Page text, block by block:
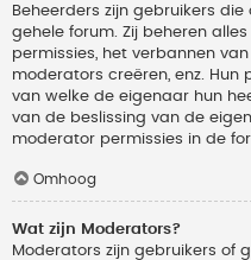
Beheerders zijn gebruikers
gehele forum. Zij beheren
permissies, het verbannen
moderators creëren, enz. Hun
van welke de eigenaar hun
van de beslissing van de
moderator permissies in de
Omhoog
Wat zijn Moderators?
Moderators zijn gebruikers of